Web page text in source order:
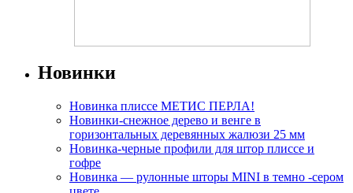
Новинки
Новинка плиссе МЕТИС ПЕРЛА!
Новинки-снежное дерево и венге в
горизонтальных деревянных жалюзи 25 мм
Новинка-черные профили для штор плиссе и
гофре
Новинка — рулонные шторы MINI в темно -сером